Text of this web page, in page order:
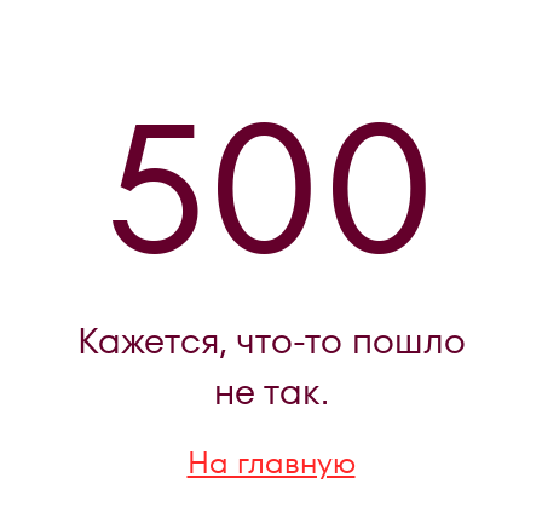
500
Кажется, что-то пошло
не так.
На главную